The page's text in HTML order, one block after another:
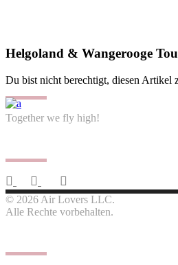
Helgoland & Wangerooge
Du bist nicht berechtigt, diesen Artikel
Together we fly high!
© 2026 Air Lovers LLC.
Alle Rechte vorbehalten.